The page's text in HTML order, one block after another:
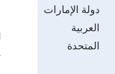
دولة الإمارات
العربية
المتحدة